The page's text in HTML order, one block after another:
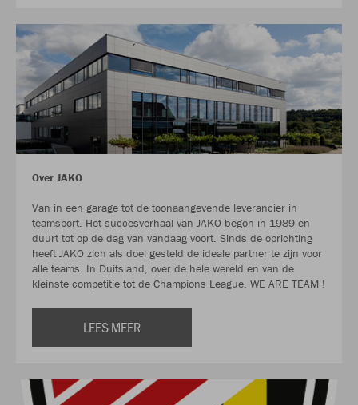
Over JAKO
Van in een garage tot de toonaangevende leverancier in
teamsport. Het succesverhaal van JAKO begon in 1989 en
duurt tot op de dag van vandaag voort. Sinds de oprichting
heeft JAKO zich als doel gesteld de ideale partner te zijn voor
alle teams. In Duitsland, over de hele wereld en van de
kleinste competitie tot de Champions League. WE ARE TEAM !
LEES MEER